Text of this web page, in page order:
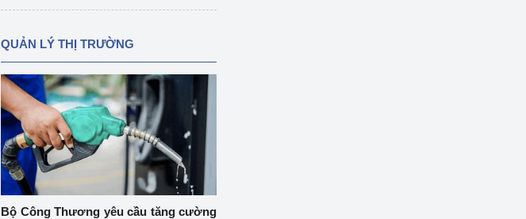
QUẢN LÝ THỊ TRƯỜNG
Bộ Công Thương yêu cầu tăng cường